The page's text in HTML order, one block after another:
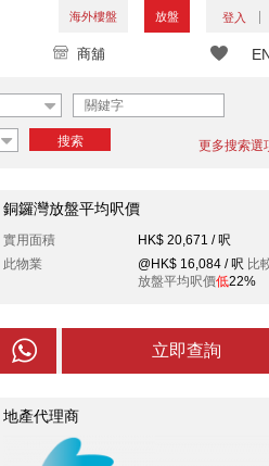
海外樓盤 放盤 登入
商舖
搜索 更多搜索選
銅鑼灣放盤平均呎價
實用面積
HK$ 20,671 / 呎
此物業
@HK$ 16,084 / 呎 比
放盤平均呎價低22%
立即查詢
地產代理商